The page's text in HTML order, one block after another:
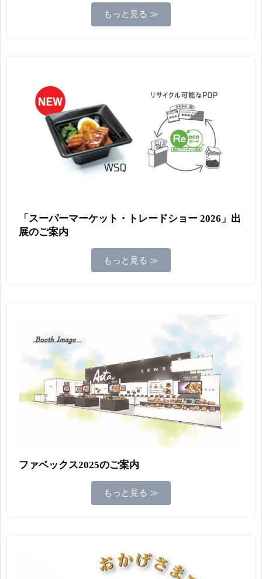
もっと見る ≫
「スーパーマーケット・トレードショー 2026」出
展のご案内
もっと見る ≫
ファベックス2025のご案内
もっと見る ≫